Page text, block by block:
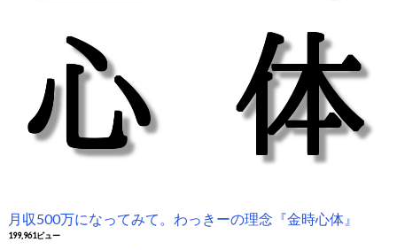
月収500万になってみて。わっきーの理念『金時心体』
199,961ビュー